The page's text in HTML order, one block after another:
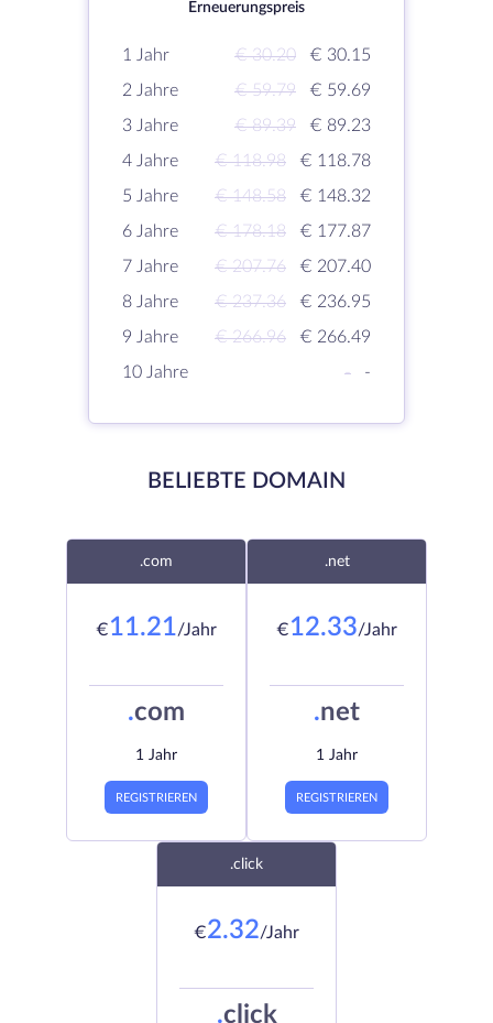
Erneuerungspreis
1 Jahr € 30.20
€ 30.15
2 Jahre
€ 59.79
€ 59.69
3 Jahre
€ 89.39
€ 89.23
4 Jahre
€ 118.98
€ 118.78
5 Jahre
€ 148.58
€ 148.32
6 Jahre
€ 178.18
€ 177.87
7 Jahre
€ 207.76
€ 207.40
8 Jahre
€ 237.36
€ 236.95
9 Jahre
€ 266.96
€ 266.49
10 Jahre
- -
BELIEBTE DOMAIN
.com
€11.21/Jahr
.com
1 Jahr
REGISTRIEREN
.net
€12.33/Jahr
.net
1 Jahr
REGISTRIEREN
.click
€2.32/Jahr
.click